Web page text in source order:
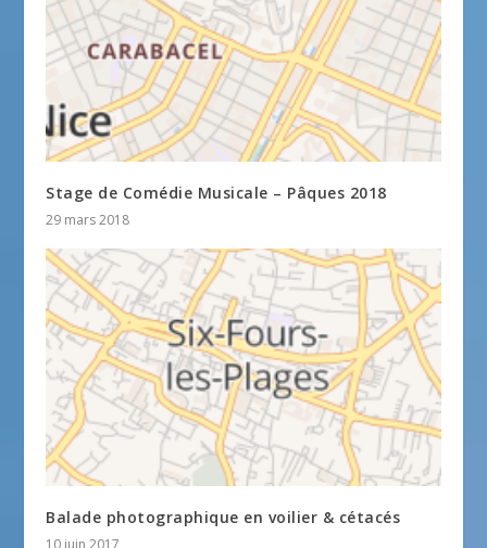
Stage de Comédie Musicale – Pâques 2018
29 mars 2018
Balade photographique en voilier & cétacés